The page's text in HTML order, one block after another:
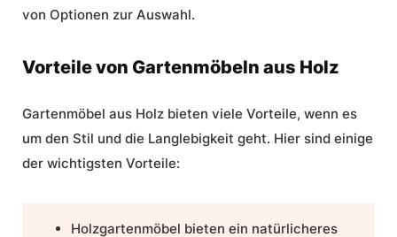
von Optionen zur Auswahl.
Vorteile von Gartenmöbeln aus Holz
Gartenmöbel aus Holz bieten viele Vorteile, wenn es
um den Stil und die Langlebigkeit geht. Hier sind einige
der wichtigsten Vorteile:
Holzgartenmöbel bieten ein natürlicheres